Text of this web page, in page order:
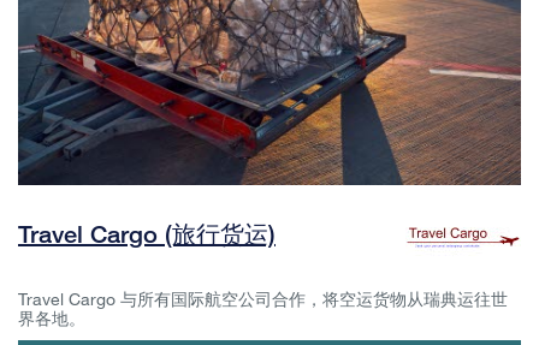
Travel Cargo (旅行货运)
Travel Cargo 与所有国际航空公司合作，将空运货物从瑞典运往世
界各地。